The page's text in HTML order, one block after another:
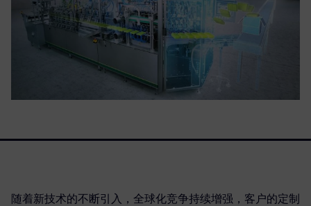
随着新技术的不断引入，全球化竞争持续增强，客户的定制